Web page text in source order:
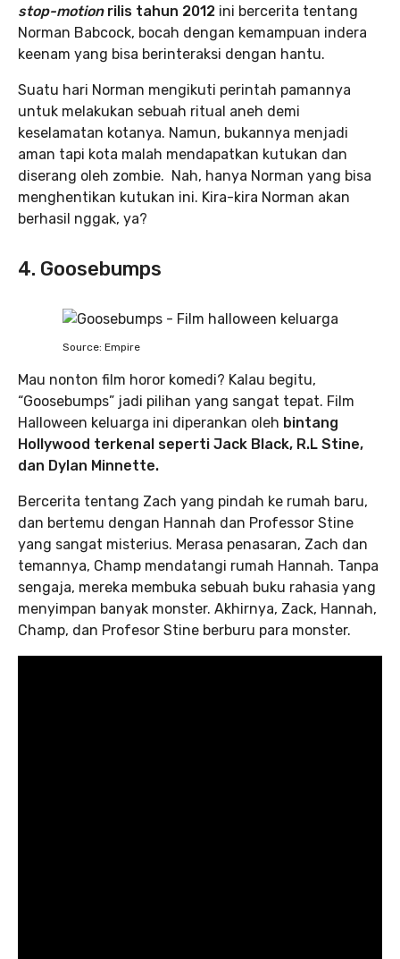
stop-motionrilis tahun 2012 ini bercerita tentang
Norman Babcock, bocah dengan kemampuan indera
keenam yang bisa berinteraksi dengan hantu.
Suatu hari Norman mengikuti perintah pamannya
untuk melakukan sebuah ritual aneh demi
keselamatan kotanya. Namun, bukannya menjadi
aman tapi kota malah mendapatkan kutukan dan
diserang oleh zombie. Nah, hanya Norman yang bisa
menghentikan kutukan ini. Kira-kira Norman akan
berhasil nggak, ya?
4. Goosebumps
Source: Empire
Mau nonton film horor komedi? Kalau begitu,
“Goosebumps” jadi pilihan yang sangat tepat. Film
Halloween keluarga ini diperankan oleh bintang
Hollywood terkenal seperti Jack Black, R.L Stine,
dan Dylan Minnette.
Bercerita tentang Zach yang pindah ke rumah baru,
dan bertemu dengan Hannah dan Professor Stine
yang sangat misterius. Merasa penasaran, Zach dan
temannya, Champ mendatangi rumah Hannah. Tanpa
sengaja, mereka membuka sebuah buku rahasia yang
menyimpan banyak monster. Akhirnya, Zack, Hannah,
Champ, dan Profesor Stine berburu para monster.